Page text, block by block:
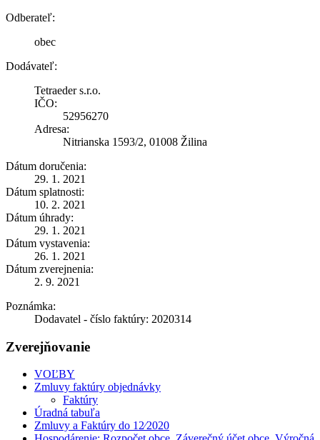
Odberateľ:
obec
Dodávateľ:
Tetraeder s.r.o.
IČO:
52956270
Adresa:
Nitrianska 1593/2, 01008 Žilina
Dátum doručenia:
29. 1. 2021
Dátum splatnosti:
10. 2. 2021
Dátum úhrady:
29. 1. 2021
Dátum vystavenia:
26. 1. 2021
Dátum zverejnenia:
2. 9. 2021
Poznámka:
Dodavatel - číslo faktúry: 2020314
Zverejňovanie
VOĽBY
Zmluvy faktúry objednávky
Faktúry
Úradná tabuľa
Zmluvy a Faktúry do 12⁄2020